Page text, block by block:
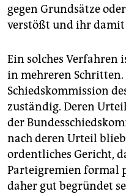
gegen Grundsätze
verstößt und ihr damit
Ein solches
in mehreren
Schiedskommission
zuständig. Deren
der
nach deren Urteil
ordentliches Gericht,
Parteigremien formal
daher gut begründet